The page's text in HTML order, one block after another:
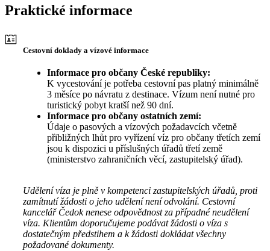
Praktické informace
Cestovní doklady a vízové informace
Informace pro občany České republiky:
K vycestování je potřeba cestovní pas platný minimálně
3 měsíce po návratu z destinace. Vízum není nutné pro
turistický pobyt kratší než 90 dní.
Informace pro občany ostatních zemí:
Údaje o pasových a vízových požadavcích včetně
přibližných lhůt pro vyřízení víz pro občany třetích zemí
jsou k dispozici u příslušných úřadů třetí země
(ministerstvo zahraničních věcí, zastupitelský úřad).
Udělení víza je plně v kompetenci zastupitelských úřadů, proti
zamítnutí žádosti o jeho udělení není odvolání. Cestovní
kancelář Čedok nenese odpovědnost za případné neudělení
víza. Klientům doporučujeme podávat žádosti o víza s
dostatečným předstihem a k žádosti dokládat všechny
požadované dokumenty.